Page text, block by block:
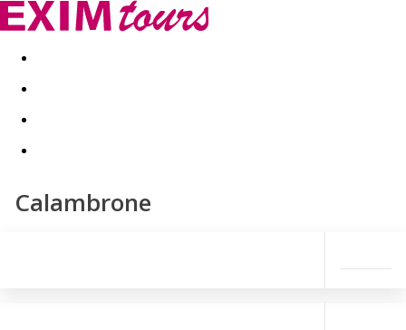
Akční nabídky Last minute
Calambrone